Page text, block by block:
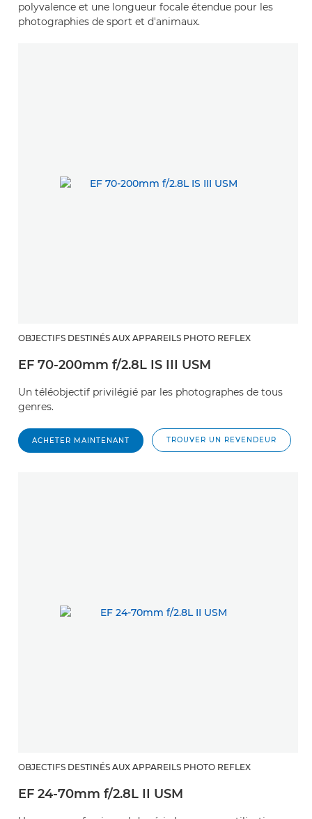
polyvalence et une longueur focale étendue pour les
photographies de sport et d'animaux.
OBJECTIFS DESTINÉS AUX APPAREILS PHOTO REFLEX
EF 70-200mm f/2.8L IS III USM
Un téléobjectif privilégié par les photographes de tous
genres.
ACHETER MAINTENANT TROUVER UN REVENDEUR
OBJECTIFS DESTINÉS AUX APPAREILS PHOTO REFLEX
EF 24-70mm f/2.8L II USM